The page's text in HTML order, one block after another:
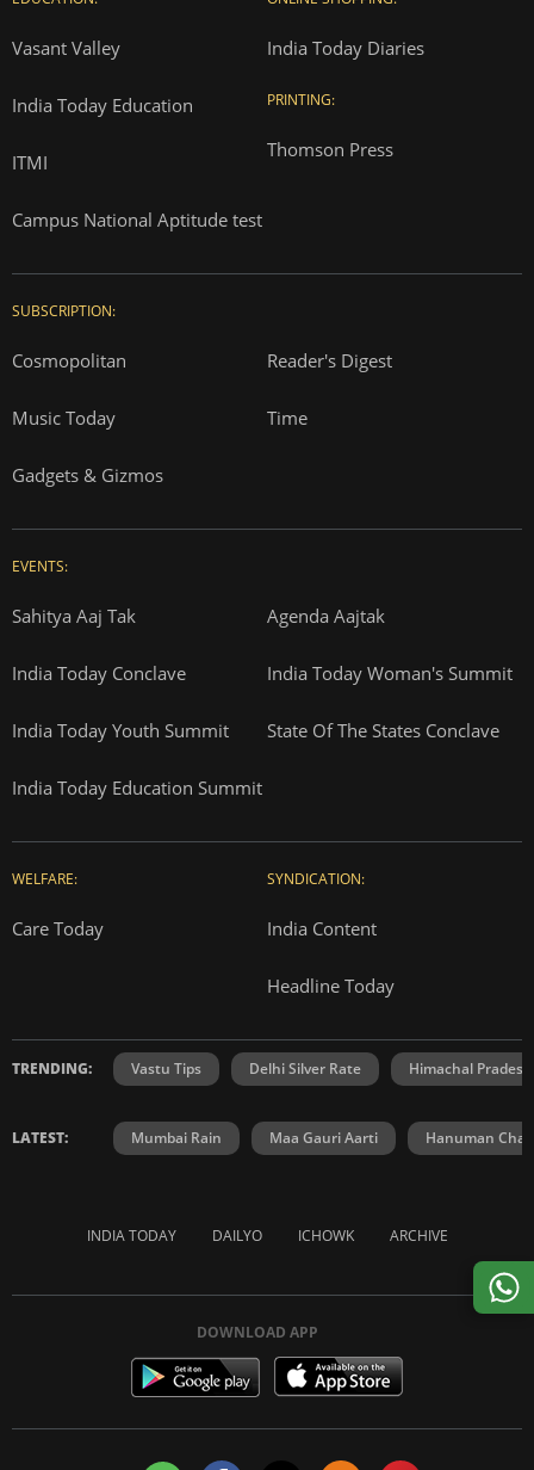
Vasant Valley
India Today Education
ITMI
Campus National Aptitude test
India Today Diaries
PRINTING:
Thomson Press
SUBSCRIPTION:
Cosmopolitan Reader's Digest
Music Today Time
Gadgets & Gizmos
EVENTS:
Sahitya Aaj Tak Agenda Aajtak
India Today Conclave India Today Woman's Summit
India Today Youth Summit State Of The States Conclave
India Today Education Summit
WELFARE:
Care Today
SYNDICATION:
India Content
Headline Today
TRENDING: Vastu Tips Delhi Silver Rate Himachal
LATEST: Mumbai Rain Maa Gauri Aarti Hanuman
INDIA TODAY DAILYO ICHOWK ARCHIVE
DOWNLOAD APP